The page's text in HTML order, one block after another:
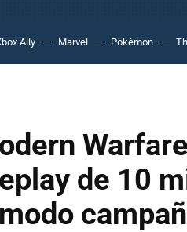
Ally Marvel Pokémon
de 10